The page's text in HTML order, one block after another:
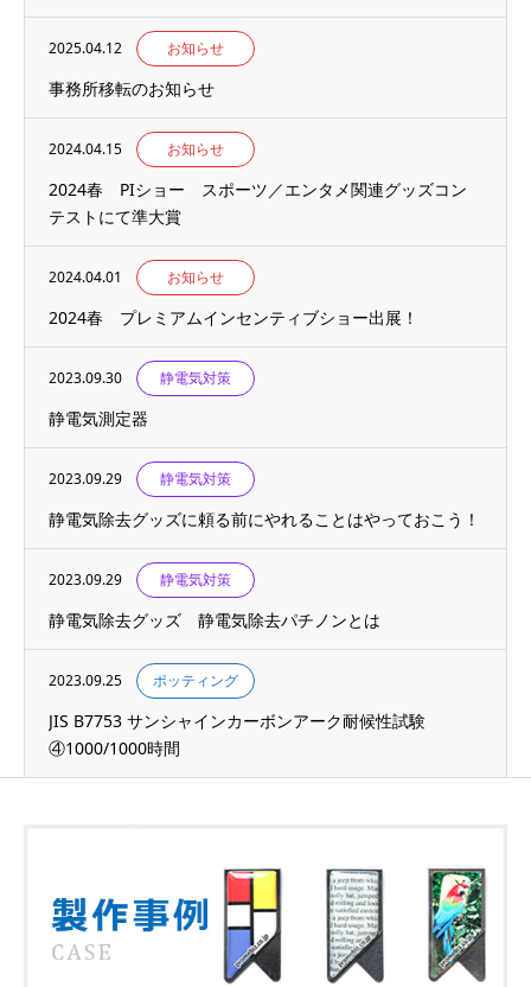
2025.04.12 お知らせ
事務所移転のお知らせ
2024.04.15 お知らせ
2024春 PIショー スポーツ／エンタメ関連グッズコン
テストにて準大賞
2024.04.01 お知らせ
2024春 プレミアムインセンティブショー出展！
2023.09.30 静電気対策
静電気測定器
2023.09.29 静電気対策
静電気除去グッズに頼る前にやれることはやっておこう！
2023.09.29 静電気対策
静電気除去グッズ 静電気除去パチノンとは
2023.09.25 ポッティング
JIS B7753 サンシャインカーボンアーク耐候性試験
④1000/1000時間